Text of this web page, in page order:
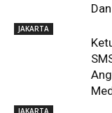
JAKARTA
JAKARTA